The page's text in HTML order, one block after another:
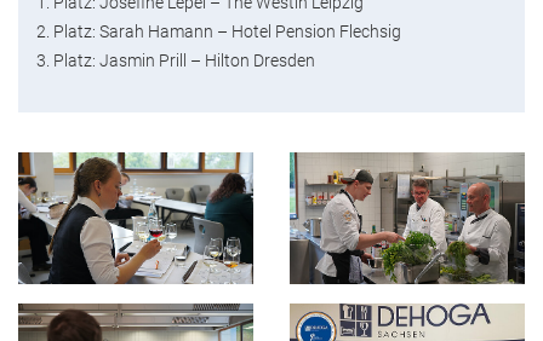
2. Platz: Sarah Hamann – Hotel Pension Flechsig
3. Platz: Jasmin Prill – Hilton Dresden